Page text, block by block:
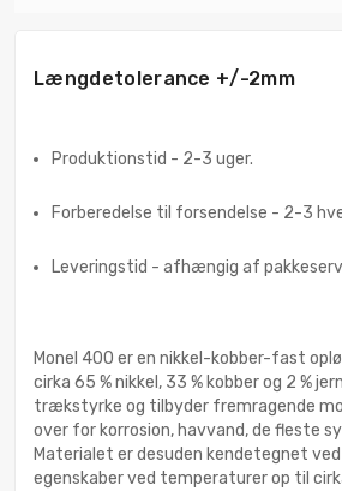
Længdetolerance +/-2mm
Produktionstid - 2-3 uger.
Forberedelse til forsendelse - 2-3
Leveringstid - afhængig af
Monel 400 er en nikkel-kobber-fast
cirka 65 % nikkel, 33 % kobber og 2 %
trækstyrke og tilbyder fremragende
over for korrosion, havvand, de fleste
Materialet er desuden kendetegnet
egenskaber ved temperaturer op til